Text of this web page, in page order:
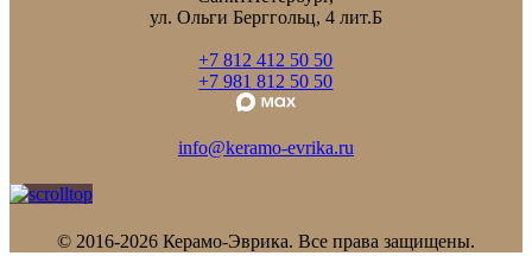
ул. Ольги Берггольц, 4 лит.Б
+7 812 412 50 50
+7 981 812 50 50
info@keramo-evrika.ru
© 2016-2026 Керамо-Эврика. Все права защищены.